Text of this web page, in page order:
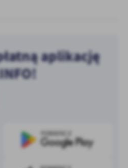
aplikację